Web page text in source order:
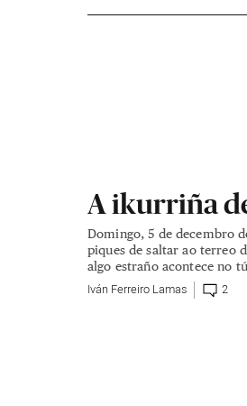
A ikurriña
Domingo, 5 de decembro
piques de saltar ao terreo
algo estraño acontece no
Iván Ferreiro Lamas 2